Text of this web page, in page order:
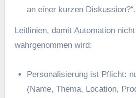
a‬n e‬iner k‬urzen Diskussion?“.
Leitlinien, d‬amit Automation
wahrgenommen wird:
Personalisierung i‬st Pflicht:
(Name, Thema, Location,